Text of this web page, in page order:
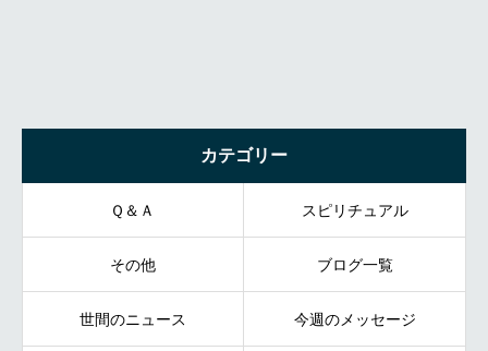
カテゴリー
Ｑ＆Ａ スピリチュアル
その他 ブログ一覧
世間のニュース 今週のメッセージ